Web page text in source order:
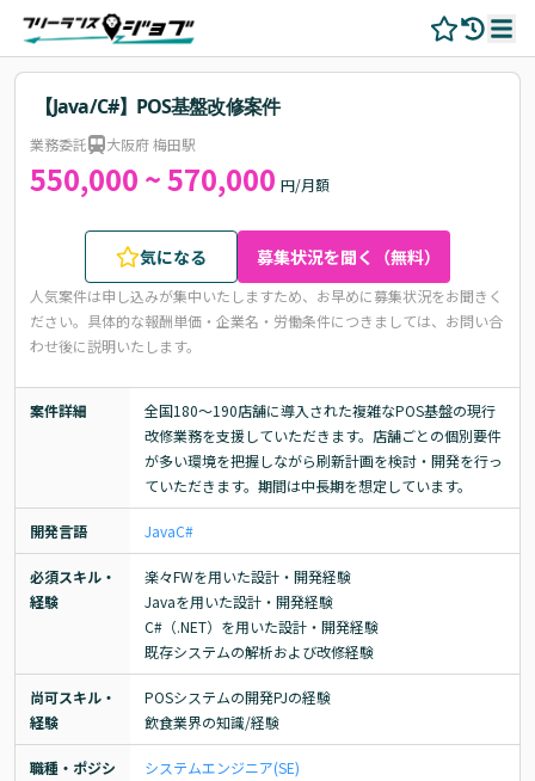
【Java/C#】POS基盤改修案件
業務委託 大阪府 梅田駅
550,000 ~ 570,000 円/月額
気になる 募集状況を聞く（無料）
人気案件は申し込みが集中いたしますため、お早めに募集状況をお聞きく
ださい。 具体的な報酬単価・企業名・労働条件につきましては、お問い合
わせ後に説明いたします。
案件詳細
全国180～190店舗に導入された複雑なPOS基盤の現行
改修業務を支援していただきます。店舗ごとの個別要件
が多い環境を把握しながら刷新計画を検討・開発を行っ
ていただきます。期間は中長期を想定しています。
開発言語 JavaC#
必須スキル・
経験
楽々FWを用いた設計・開発経験
Javaを用いた設計・開発経験
C#（.NET）を用いた設計・開発経験
既存システムの解析および改修経験
尚可スキル・
経験
POSシステムの開発PJの経験
飲食業界の知識/経験
職種・ポジシ
システムエンジニア(SE)